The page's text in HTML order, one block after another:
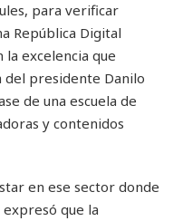
para verificar
República Digital
la excelencia que
del presidente Danilo
de una escuela de
y contenidos
en ese sector donde
que la